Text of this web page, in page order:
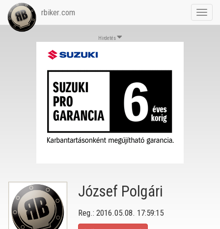
rbiker.com
Hirdetés
József Polgári
Reg.: 2016.05.08. 17:59:15